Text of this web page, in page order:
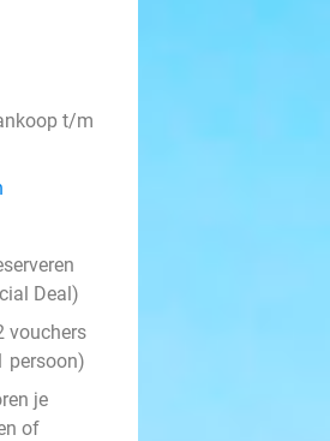
t/m
Deal)
vouchers
persoon)
je
of